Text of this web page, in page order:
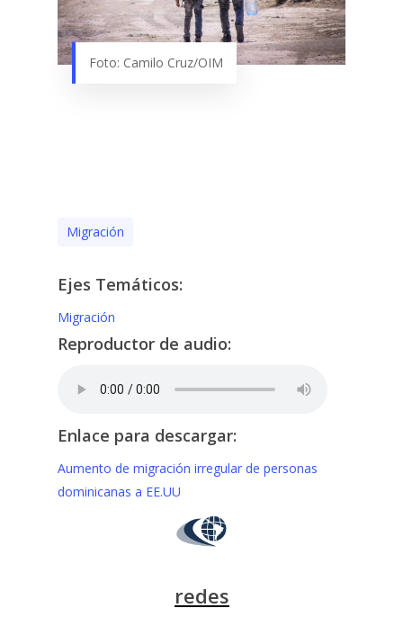
Foto: Camilo Cruz/OIM
Migración
Ejes Temáticos:
Migración
Reproductor de audio:
Enlace para descargar:
Aumento de migración irregular de personas
dominicanas a EE.UU
redes